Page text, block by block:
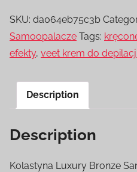
SKU: da064eb75c3b
Samoopalacze Tags:
efekty, veet krem do
Description
Description
Kolastyna Luxury Bronze